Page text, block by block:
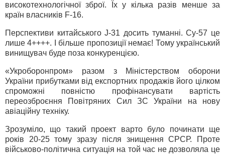
високотехнологічної зброї. Їх у кілька разів менше за
країн власників F-16.
Перспективи китайського J-31 досить туманні. Су-57 це
лише 4++++. І більше пропозиції немає! Тому український
винищувач буде поза конкуренцією.
«Укроборонпром» разом з Міністерством оборони
України прибутками від експортних продажів його цілком
спроможні повністю профінансувати вартість
переозброєння Повітряних Сил ЗС України на нову
авіаційну техніку.
Зрозуміло, що такий проект варто було починати ще
років 20-25 тому зразу після знищення СРСР. Проте
військово-політична ситуація на той час не дозволяла це